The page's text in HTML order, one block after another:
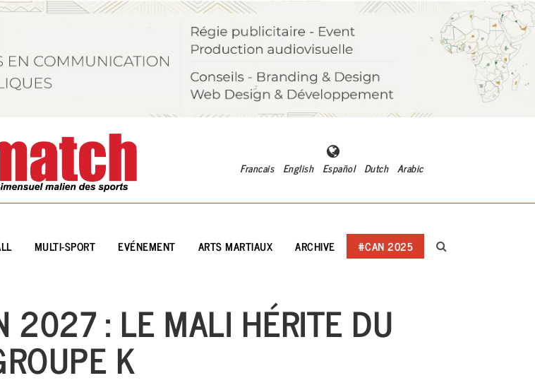
Francais English Español Dutch Arabic
MULTI-SPORT EVÉNEMENT ARTS MARTIAUX ARCHIVE #CAN 2025
2027 : LE MALI HÉRITE DU
K